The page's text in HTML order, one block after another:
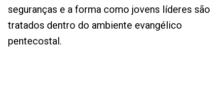
seguranças e a forma como jovens líderes são
tratados dentro do ambiente evangélico
pentecostal.